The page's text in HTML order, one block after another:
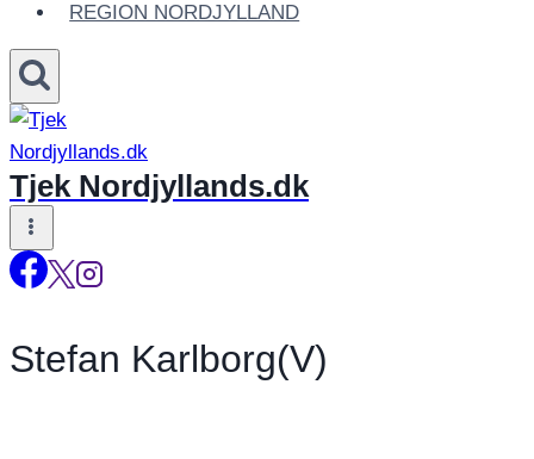
REGION NORDJYLLAND
Tjek Nordjyllands.dk
Stefan Karlborg(V)